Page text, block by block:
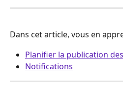
Dans cet article, vous en
Planifier la publication
Notifications